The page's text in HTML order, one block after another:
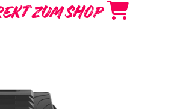
ZUM SHOP